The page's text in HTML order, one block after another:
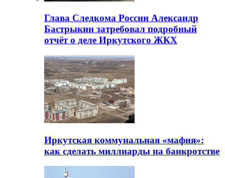
Глава Следкома России Александр
Бастрыкин затребовал подробный
отчёт о деле Иркутского ЖКХ
Иркутская коммунальная «мафия»:
как сделать миллиарды на банкротстве